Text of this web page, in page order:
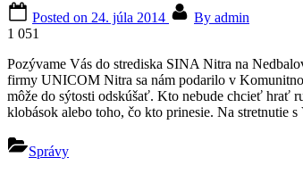
Posted on 24. júla 2014 By admin
1 051
Pozývame Vás do strediska SINA Nitra na
firmy UNICOM Nitra sa nám podarilo v
môže do sýtosti odskúšať. Kto nebude chcieť hrať
klobások alebo toho, čo kto prinesie. Na stretnutie
Správy